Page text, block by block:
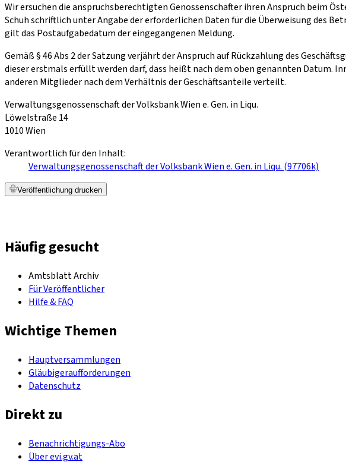
Wir ersuchen die anspruchsberechtigten Genossenschafter ihren Anspruch beim
Schuh schriftlich unter Angabe der erforderlichen Daten für die Überweisung des
gilt das Postaufgabedatum der eingegangenen Meldung.
Gemäß § 46 Abs 2 der Satzung verjährt der Anspruch auf Rückzahlung des
dieser erstmals erfüllt werden darf, dass heißt nach dem oben genannten Datum.
anderen Mitglieder nach dem Verhältnis der Geschäftsanteile verteilt.
Verwaltungsgenossenschaft der Volksbank Wien e. Gen. in Liqu.
Löwelstraße 14
1010 Wien
Verantwortlich für den Inhalt:
Verwaltungsgenossenschaft der Volksbank Wien e. Gen. in Liqu. (97706k)
Veröffentlichung drucken
Häufig gesucht
Amtsblatt Archiv
Für Veröffentlicher
Hilfe & FAQ
Wichtige Themen
Hauptversammlungen
Gläubigeraufforderungen
Datenschutz
Direkt zu
Benachrichtigungs-Abo
Über evi.gv.at